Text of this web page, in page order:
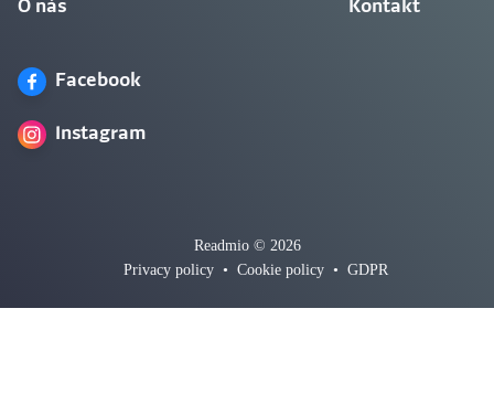
O nás Kontakt
Facebook
Instagram
Readmio © 2026
Privacy policy • Cookie policy • GDPR